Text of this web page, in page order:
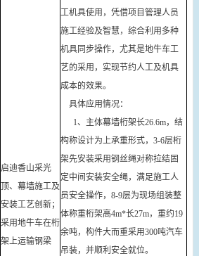
启迪香山采光
顶、幕墙施工及
安装工艺创新；
采用地牛车在桁
架上运输钢梁
工机具使用，凭借项目管理人员
施工经验及智慧，综合利用多种
机具同步操作，尤其是地牛车工
艺的采用，实现节约人工及机具
成本的效果。
具体应用情况：
1、主体幕墙桁架长26.6m，结
构称设计为上承重形式，3-6层桁
架先安装采用钢丝绳对称拉结固
定中间安装安全绳，满足施工人
员安全操作，8-9层为现场组装整
体称重桁架高4m*长27m，重约19
余吨，构件大而重采用300吨汽车
吊装，并顺利安全就位。